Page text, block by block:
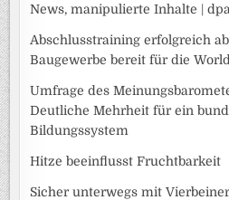
News, manipulierte Inhalte |
Abschlusstraining erfolgreich
Baugewerbe bereit für die
Umfrage des
Deutliche Mehrheit für ein
Bildungssystem
Hitze beeinflusst Fruchtbarkeit
Sicher unterwegs mit